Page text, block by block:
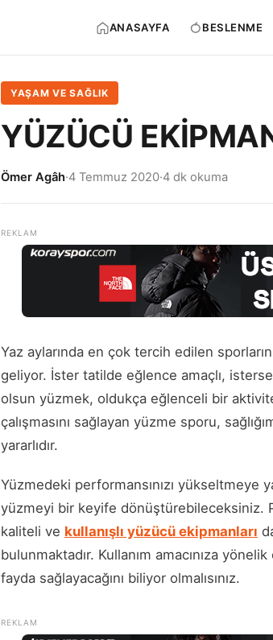
ANASAYFA BESLENME
YAŞAM VE SAĞLIK
YÜZÜCÜ
Ömer Agâh·4 Temmuz 2020·4 dk okuma
Yaz aylarında en çok tercih edilen
geliyor. İster tatilde eğlence amaçlı,
olsun yüzmek, oldukça eğlenceli bir
çalışmasını sağlayan yüzme sporu,
yararlıdır.
Yüzmedeki performansınızı yükseltmeye
yüzmeyi bir keyife dönüştürebileceksiniz.
kaliteli ve kullanışlı yüzücü ekipmanları
bulunmaktadır. Kullanım amacınıza
fayda sağlayacağını biliyor olmalısınız.